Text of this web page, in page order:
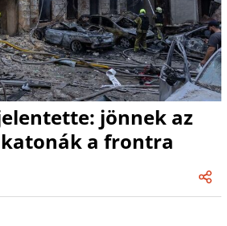
jönnek az
a frontra